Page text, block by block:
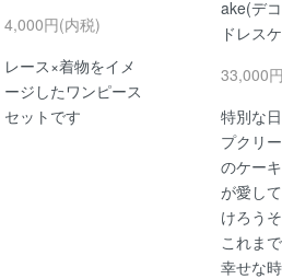
4,000円(内税)
レース×着物をイメ
ージしたワンピース
セットです
ake(デ
ドレス
33,000
特別な
プクリ
のケー
が愛し
けろう
これま
幸せな